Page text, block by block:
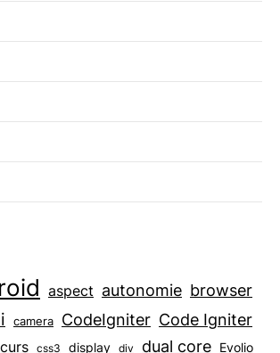
aspect autonomie browser
camera CodeIgniter Code Igniter
css3 display div dual core Evolio